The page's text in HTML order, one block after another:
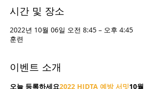
시간 및 장소
2022년 10월 06일 오전 8:45 – 오후 4:45
훈련
이벤트 소개
오늘 등록하세요2022 HIDTA 예방 서밋10월